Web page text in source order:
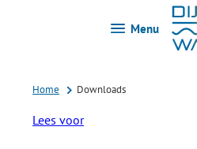
Menu
Home Downloads
Lees voor